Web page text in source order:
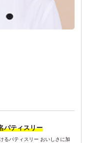
パティスリー
るパティスリー おいしさに加